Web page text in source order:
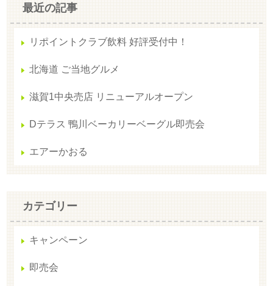
最近の記事
リポイントクラブ飲料 好評受付中！
北海道 ご当地グルメ
滋賀1中央売店 リニューアルオープン
Dテラス 鴨川ベーカリーベーグル即売会
エアーかおる
カテゴリー
キャンペーン
即売会